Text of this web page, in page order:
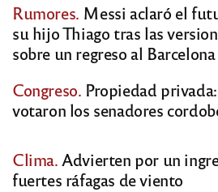
Rumores. Messi aclaró el
su hijo Thiago tras las
sobre un regreso al Barcelona
Congreso. Propiedad
votaron los senadores
Clima. Advierten por un
fuertes ráfagas de viento